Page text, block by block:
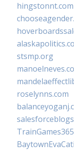
hingstonnt.com
stsmp.org
roselynns.com